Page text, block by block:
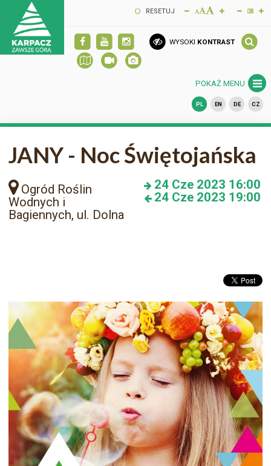
RESETUJ
WYSOKI KONTRAST
POKAŻ MENU
PL EN DE CZ
JANY - Noc Świętojańska
Ogród Roślin
Wodnych i
Bagiennych, ul. Dolna
24 Cze 2023 16:00
24 Cze 2023 19:00